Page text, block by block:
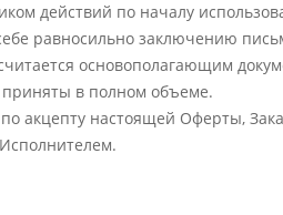
действий по началу
равносильно заключению
основополагающим
приняты в полном объеме.
акцепту настоящей Оферты,